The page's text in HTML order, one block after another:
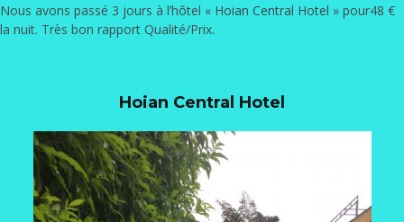
Nous avons passé 3 jours à l’hôtel « Hoian Central Hotel » pour48 €
la nuit. Très bon rapport Qualité/Prix.
Hoian Central Hotel